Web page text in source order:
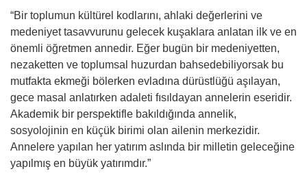
“Bir toplumun kültürel kodlarını, ahlaki değerlerini ve
medeniyet tasavvurunu gelecek kuşaklara anlatan ilk ve en
önemli öğretmen annedir. Eğer bugün bir medeniyetten,
nezaketten ve toplumsal huzurdan bahsedebiliyorsak bu
mutfakta ekmeği bölerken evladına dürüstlüğü aşılayan,
gece masal anlatırken adaleti fısıldayan annelerin eseridir.
Akademik bir perspektifle bakıldığında annelik,
sosyolojinin en küçük birimi olan ailenin merkezidir.
Annelere yapılan her yatırım aslında bir milletin geleceğine
yapılmış en büyük yatırımdır.”